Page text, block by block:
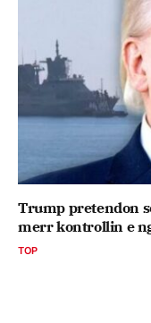
Trump pretendon
merr kontrollin e
TOP